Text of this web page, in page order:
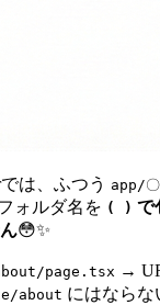
は、ふつう app/
ォルダ名を ( ) で
😳✨
page.tsx →
about にはならな